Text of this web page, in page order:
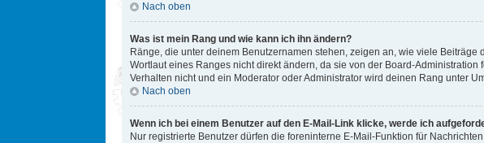
Nach oben
Was ist mein Rang und wie kann ich ihn ändern?
Ränge, die unter deinem Benutzernamen stehen, zeigen an, wie viele
Wortlaut eines Ranges nicht direkt ändern, da sie von der Board-
Verhalten nicht und ein Moderator oder Administrator wird deinen Rang unter
Nach oben
Wenn ich bei einem Benutzer auf den E-Mail-Link klicke, werde ich
Nur registrierte Benutzer dürfen die foreninterne E-Mail-Funktion für